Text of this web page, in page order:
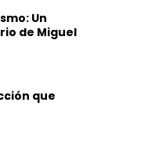
Un
de Miguel
que